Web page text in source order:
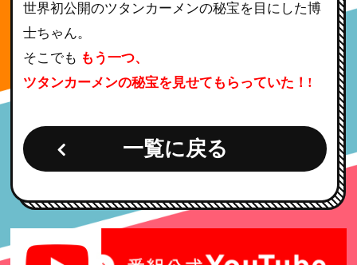
世界初公開のツタンカーメンの秘宝を目にした博
士ちゃん。
そこでも もう一つ、
ツタンカーメンの秘宝を見せてもらっていた！!
一覧に戻る